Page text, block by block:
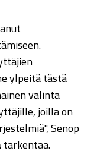
ylpeitä tästä
valinta
joilla on
Senop
tarkentaa.